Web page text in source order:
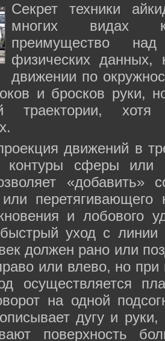
Секрет техники
многих видах
преимущество
физических данных,
движении по
и бросков руки,
траектории,
движений в
контуры сферы или
«добавить»
перетягивающего
и лобового
быстрый уход с
должен рано или
или влево, но
осуществляется
на одной
дугу и
поверхность